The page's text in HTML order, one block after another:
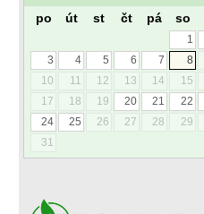
po út st čt pá so
1
3
4 5 6 7 8
10
11 12 13 14 15
17
18 19 20 21 22
24
25 26 27 28 29
31